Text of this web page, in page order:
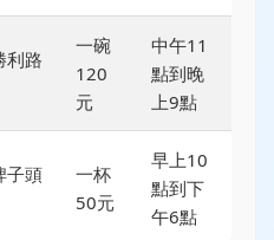
利路
一碗
120
元
中午11
點到晚
上9點
子頭
一杯
50元
早上10
點到下
午6點